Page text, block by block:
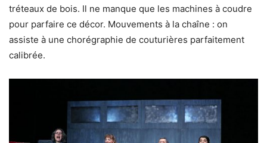
tréteaux de bois. Il ne manque que les machines à coudre
pour parfaire ce décor. Mouvements à la chaîne : on
assiste à une chorégraphie de couturières parfaitement
calibrée.